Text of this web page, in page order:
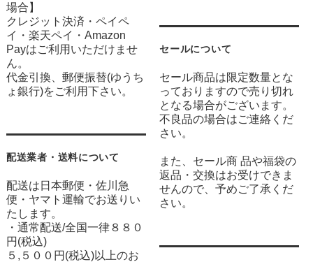
場合】
クレジット決済・ペイペ
イ・楽天ペイ・Amazon
Payはご利用いただけませ
ん。
代金引換、郵便振替(ゆうち
ょ銀行)をご利用下さい。
配送業者・送料について
配送は日本郵便・佐川急
便・ヤマト運輸でお送りい
たします。
・通常配送/全国一律８８０
円(税込)
５,５００円(税込)以上のお
セールについて
セール商品は限定数量とな
っておりますので売り切れ
となる場合がございます。
不良品の場合はご連絡くだ
さい。
また、セール商 品や福袋の
返品・交換はお受けできま
せんので、予めご了承くだ
さい。